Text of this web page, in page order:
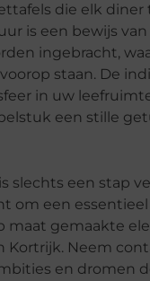
die elk
is een bewijs
ingebracht,
staan. De
in uw
een stille
slechts een stap
om een
gemaakte
Kortrijk. Neem
en dromen